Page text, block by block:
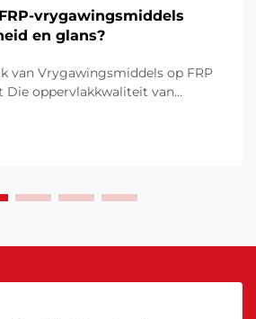
vrygawingsmiddels
en glans?
van Vrygawingsmiddels op FRP
Die oppervlakkwaliteit van
is fundamentele komponente in